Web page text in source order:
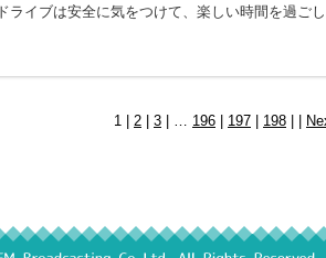
ライブは安全に気をつけて、楽しい時間を過ご
1 | 2 3 | … 196 197 198